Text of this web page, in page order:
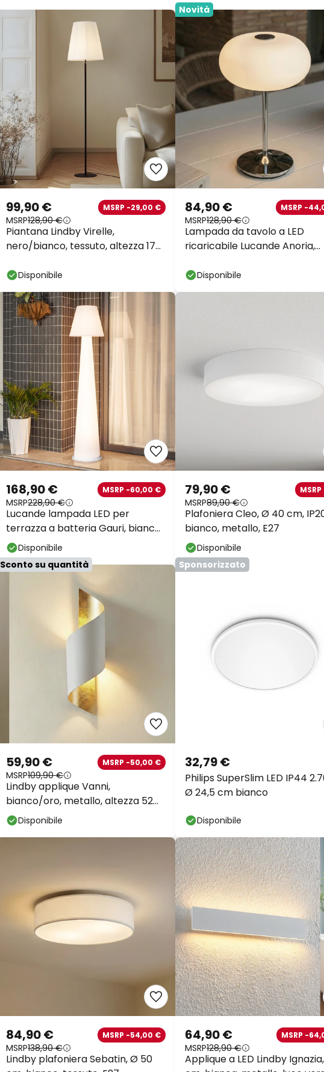
Piantana Lindby Virelle,
nero/bianco, tessuto, altezza 170
99,90 € MSRP -29,00 €
MSRP128,90 €
Disponibile
Novità
Lampada da tavolo a LED
ricaricabile Lucande Anoria,
84,90 € MSRP -
MSRP128,90 €
Disponibile
Lucande lampada LED per
terrazza a batteria Gauri, bianca,
153 cm, IP44
168,90 € MSRP -60,00 €
MSRP228,90 €
Disponibile
Plafoniera Cleo, Ø 40 cm,
bianco, metallo, E27
79,90 € MSRP
MSRP89,90 €
Disponibile
Sconto su quantità
Lindby applique Vanni,
bianco/oro, metallo, altezza 52
cm
59,90 € MSRP -50,00 €
MSRP109,90 €
Disponibile
Sponsorizzato
Philips SuperSlim LED IP44
Ø 24,5 cm bianco
32,79 €
Disponibile
Lindby plafoniera Sebatin, Ø 50
84,90 € MSRP -54,00 €
MSRP138,90 €
Applique a LED Lindby
64,90 € MSRP -
MSRP128,90 €